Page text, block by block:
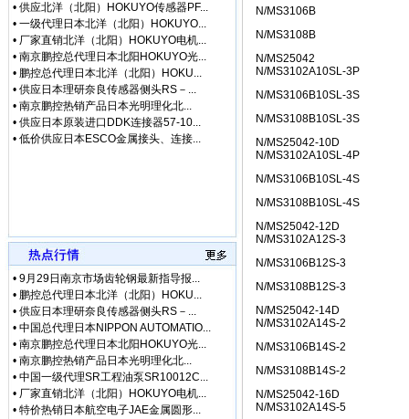
• [网站公告]
• [最新快讯]
• [网站公告]
• [网站公告]
• [网站公告]
• [网站公告]
• [网站公告]
• [网站公告]
• [网站公告]
• [网站公告]
• [网站公告]
• [网站公告]
• [最新通知]
• [网站公告]
• [网站公告]
• 供应北洋（北阳）HOKUYO传感器PF...
• 一级代理日本北洋（北阳）HOKUYO...
• 厂家直销北洋（北阳）HOKUYO电机...
• 南京鹏控总代理日本北阳HOKUYO光...
• 鹏控总代理日本北洋（北阳）HOKU...
• 供应日本理研奈良传感器侧头RS－...
• 南京鹏控热销产品日本光明理化北...
• 供应日本原装进口DDK连接器57-10...
• 低价供应日本ESCO金属接头、连接...
• 9月29日南京市场齿轮钢最新指导报...
• 鹏控总代理日本北洋（北阳）HOKU...
• 供应日本理研奈良传感器侧头RS－...
• 中国总代理日本NIPPON AUTOMATIO...
• 南京鹏控总代理日本北阳HOKUYO光...
• 南京鹏控热销产品日本光明理化北...
• 中国一级代理SR工程油泵SR10012C...
• 厂家直销北洋（北阳）HOKUYO电机...
• 特价热销日本航空电子JAE金属圆形...
N/MS3106B
N/MS3108B
N/MS25042
N/MS3102A10SL-3P
N/MS3106B10SL-3S
N/MS3108B10SL-3S
N/MS25042-10D
N/MS3102A10SL-4P
N/MS3106B10SL-4S
N/MS3108B10SL-4S
N/MS25042-12D
N/MS3102A12S-3
N/MS3106B12S-3
N/MS3108B12S-3
N/MS25042-14D
N/MS3102A14S-2
N/MS3106B14S-2
N/MS3108B14S-2
N/MS25042-16D
N/MS3102A14S-5